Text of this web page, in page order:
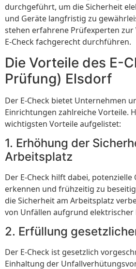
durchgeführt, um die Sicherheit
und Geräte langfristig zu
stehen erfahrene Prüfexperten zur
E-Check fachgerecht durchführen.
Die Vorteile des E-
Prüfung) Elsdorf
Der E-Check bietet Unternehmen
Einrichtungen zahlreiche Vorteile.
wichtigsten Vorteile aufgelistet:
1. Erhöhung der
Arbeitsplatz
Der E-Check hilft dabei,
erkennen und frühzeitig zu
die Sicherheit am Arbeitsplatz
von Unfällen aufgrund
2. Erfüllung
Der E-Check ist gesetzlich
Einhaltung der